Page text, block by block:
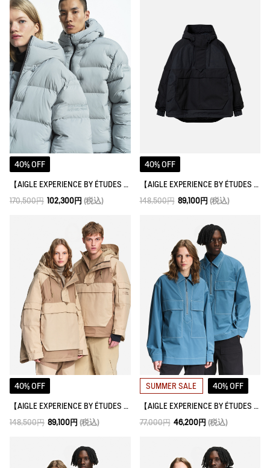
40% OFF
【AIGLE EXPERIENCE BY ÉTUDES STUDIO】ゴアテックスウィンドストッパー® キルティングジャケット
170,500円 102,300円 (税込)
40% OFF
【AIGLE EXPERIENCE BY ÉTUDES STUDIO】透湿防水 ハーフジップジャケット
148,500円 89,100円 (税込)
40% OFF
【AIGLE EXPERIENCE BY ÉTUDES STUDIO】透湿防水 ハーフジップジャケット
148,500円 89,100円 (税込)
SUMMER SALE 40% OFF
【AIGLE EXPERIENCE BY ÉTUDES STUDIO】 フィッシャーマンズシャツ
77,000円 46,200円 (税込)